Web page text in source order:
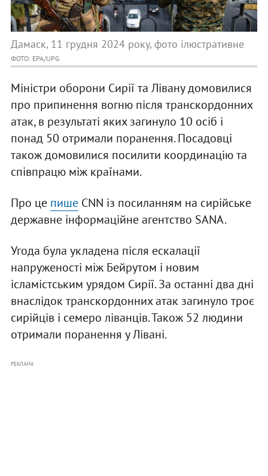
Дамаск, 11 грудня 2024 року, фото ілюстративне
ФОТО: EPA/UPG
Міністри оборони Сирії та Лівану домовилися
про припинення вогню після транскордонних
атак, в результаті яких загинуло 10 осіб і
понад 50 отримали поранення. Посадовці
також домовилися посилити координацію та
співпрацю між країнами.
Про це пишеCNN із посиланням на сирійське
державне інформаційне агентство SANA.
Угода була укладена після ескалації
напруженості між Бейрутом і новим
ісламістським урядом Сирії. За останні два дні
внаслідок транскордонних атак загинуло троє
сирійців і семеро ліванців. Також 52 людини
отримали поранення у Лівані.
РЕКЛАМА